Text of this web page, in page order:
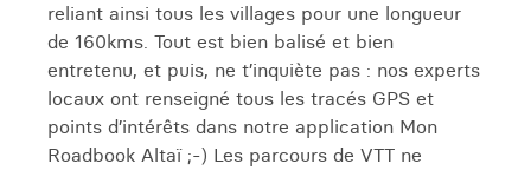
reliant ainsi tous les villages pour une longueur
de 160kms. Tout est bien balisé et bien
entretenu, et puis, ne t’inquiète pas : nos experts
locaux ont renseigné tous les tracés GPS et
points d’intérêts dans notre application Mon
Roadbook Altaï ;-) Les parcours de VTT ne